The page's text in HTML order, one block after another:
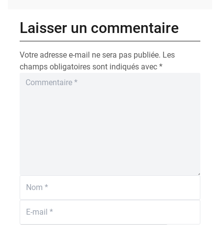
Laisser un commentaire
Votre adresse e-mail ne sera pas publiée. Les
champs obligatoires sont indiqués avec *